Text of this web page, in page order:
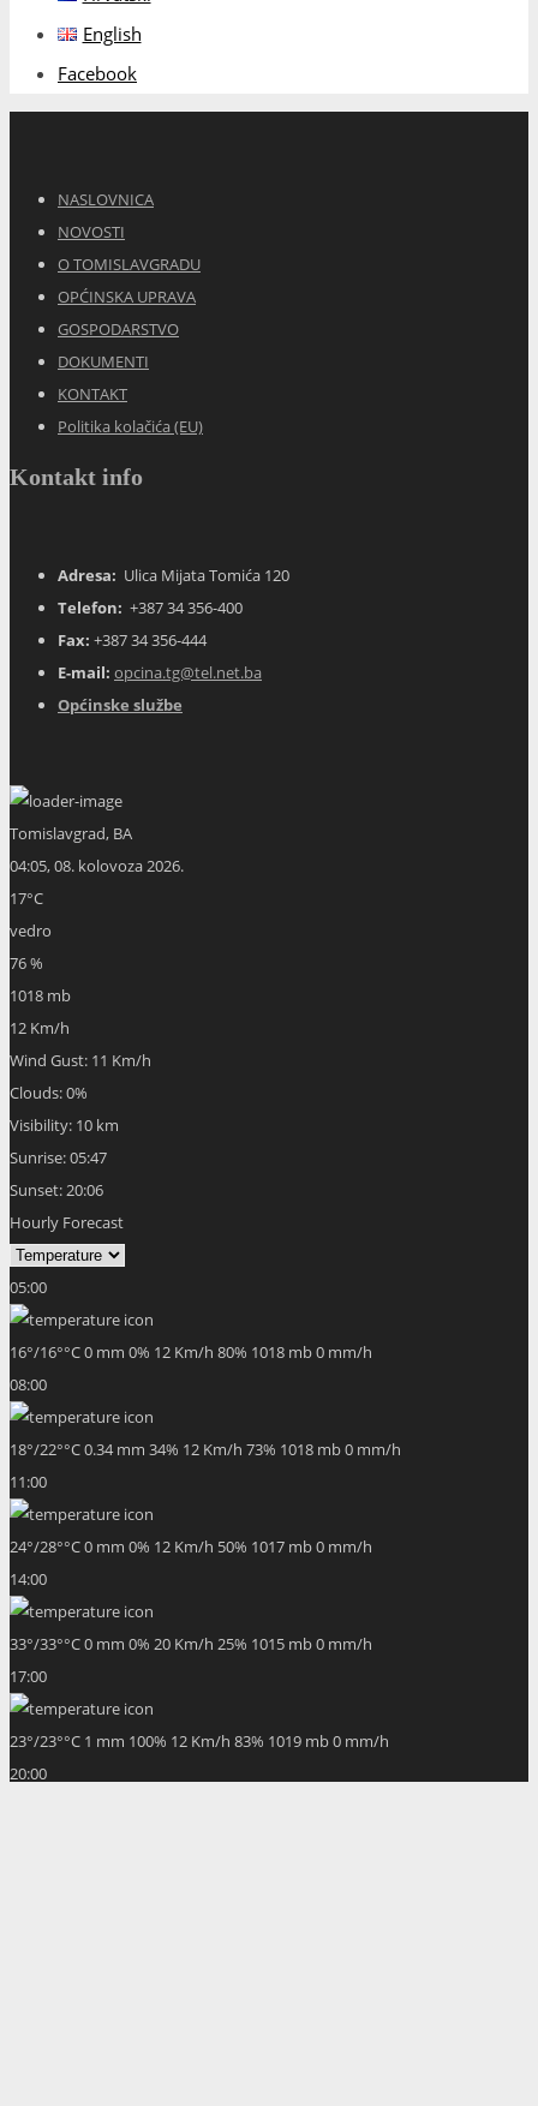
English
Facebook
NASLOVNICA
NOVOSTI
O TOMISLAVGRADU
OPĆINSKA UPRAVA
GOSPODARSTVO
DOKUMENTI
KONTAKT
Politika kolačića (EU)
Kontakt info
Adresa: Ulica Mijata Tomića 120
Telefon: +387 34 356-400
Fax: +387 34 356-444
E-mail: opcina.tg@tel.net.ba
Općinske službe
Tomislavgrad, BA
04:05,08. kolovoza 2026.
17°C
vedro
76 %
1018 mb
12 Km/h
Wind Gust: 11 Km/h
Clouds:0%
Visibility: 10 km
Sunrise:05:47
Sunset:20:06
Hourly Forecast
05:00
16°/16°°C0 mm 0% 12 Km/h 80% 1018 mb0 mm/h
08:00
18°/22°°C0.34 mm 34% 12 Km/h 73% 1018 mb0 mm/h
11:00
24°/28°°C0 mm 0% 12 Km/h 50% 1017 mb0 mm/h
14:00
33°/33°°C0 mm 0% 20 Km/h 25% 1015 mb0 mm/h
17:00
23°/23°°C 1 mm 100% 12 Km/h 83% 1019 mb0 mm/h
20:00